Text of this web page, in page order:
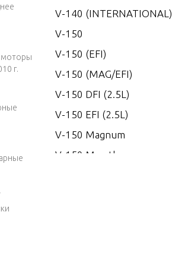
моторы
г.
V-140 (INTERNATIONAL)
V-150
V-150 (EFI)
V-150 (MAG/EFI)
V-150 DFI (2.5L)
V-150 EFI (2.5L)
V-150 Magnum
V-150 Marathon